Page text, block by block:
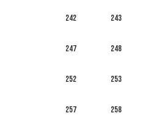
242 243
247 248
252 253
257 258